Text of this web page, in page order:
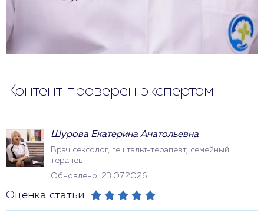
Контент проверен экспертом
Шурова Екатерина Анатольевна
Врач сексолог, гештальт-терапевт, семейный
терапевт
Обновлено: 23.07.2026
Оценка статьи: